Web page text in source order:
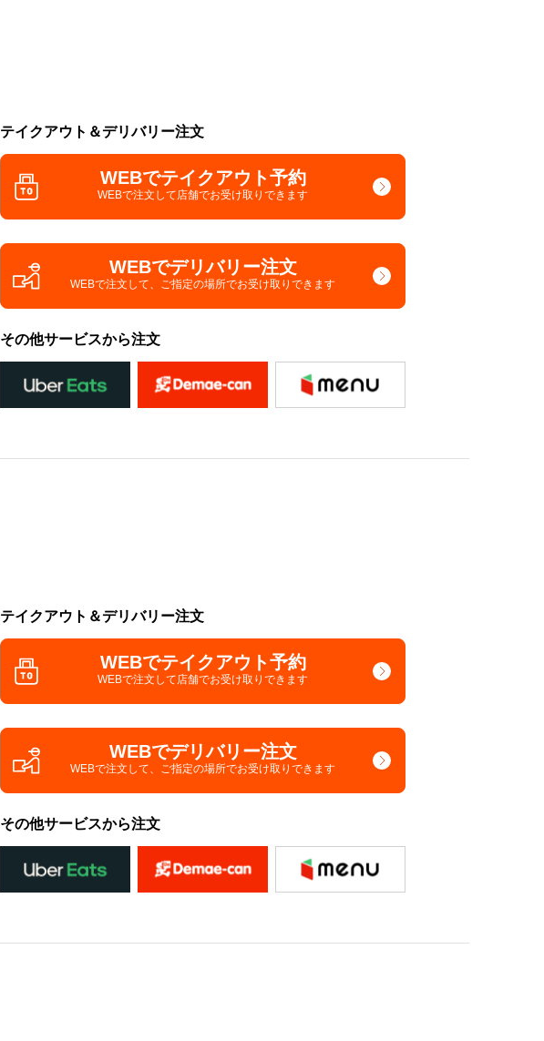
テイクアウト＆デリバリー注文
WEBでテイクアウト予約
WEBで注文して 店舗でお受け取りできます
WEBでデリバリー注文
WEBで注文して、 ご指定の場所でお受け取りできます
その他サービスから注文
テイクアウト＆デリバリー注文
WEBでテイクアウト予約
WEBで注文して 店舗でお受け取りできます
WEBでデリバリー注文
WEBで注文して、 ご指定の場所でお受け取りできます
その他サービスから注文